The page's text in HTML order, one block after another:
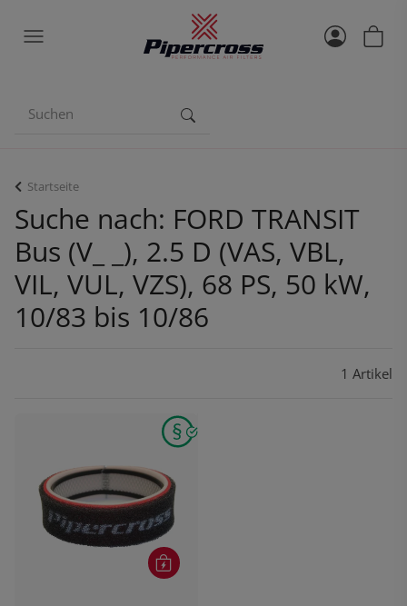
Startseite
Suche nach: FORD TRANSIT
Bus (V_ _), 2.5 D (VAS, VBL,
VIL, VUL, VZS), 68 PS, 50 kW,
10/83 bis 10/86
1 Artikel